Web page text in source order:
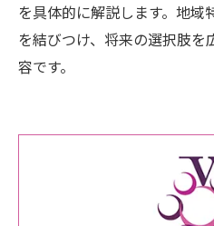
を具体的に解説します。地域
を結びつけ、将来の選択肢
容です。